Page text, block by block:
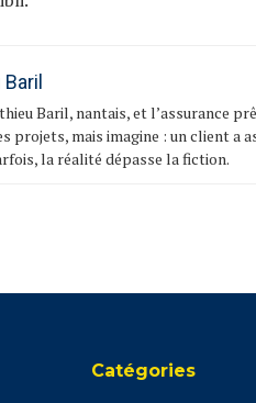
Baril, nantais, et l’assurance
projets, mais imagine : un client a
la réalité dépasse la fiction.
Catégories